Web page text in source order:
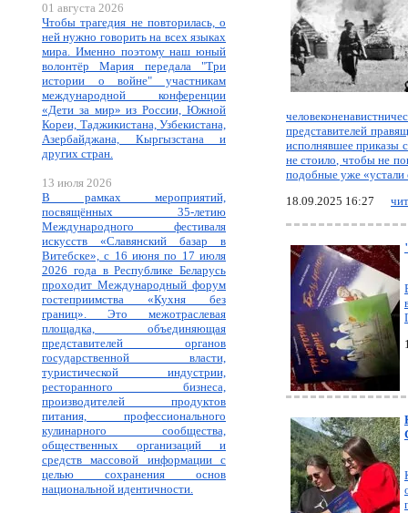
01 августа 2026
Чтобы трагедия не повторилась, о
ней нужно говорить на всех языках
мира. Именно поэтому наш юный
волонтёр Мария передала "Три
истории о войне" участникам
международной конференции
«Дети за мир» из России, Южной
Кореи, Таджикистана, Узбекистана,
Азербайджана, Кыргызстана и
других стран.
13 июля 2026
В рамках мероприятий,
посвящённых 35-летию
Международного фестиваля
искусств «Славянский базар в
Витебске», с 16 июня по 17 июля
2026 года в Республике Беларусь
проходит Международный форум
гостеприимства «Кухня без
границ». Это межотраслевая
площадка, объединяющая
представителей органов
государственной власти,
туристической индустрии,
ресторанного бизнеса,
производителей продуктов
питания, профессионального
кулинарного сообщества,
общественных организаций и
средств массовой информации с
целью сохранения основ
национальной идентичности.
представителей
исполнявшее приказы
не стоило, чтобы не
подобные уже «устали
18.09.2025 16:27